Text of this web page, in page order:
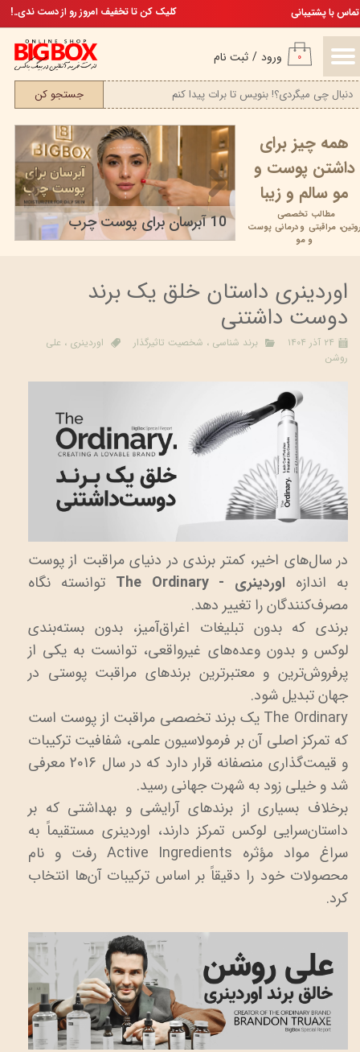
ورود / ثبت نام
حساب کاربری من
تغییر گذر واژه
سفارشات
خروج از حساب کاربری
۰
جستجو کن
تخفیف ویژه، برای مامان خوشگلمکلیک کن تا تخفیف امروز رو از دست ندی..! تماس با پشتیبانی
10 آبرسان برای پوست چرب پوست مرغی یا کراتوز پیلاریس | علت، علائم، درمان و...
همه چیز برای
داشتن پوست و
مو سالم و زیبا
روتین،مراقبتی ودرمانی پوست
و مو
اوردینری داستان خلق یک برند
دوست داشتنی
۲۴ آذر ۱۴۰۴ برند شناسی ، شخصیت تاثیرگذار اوردینری ، علی
روشن
در سال‌های اخیر، کمتر برندی در دنیای مراقبت از پوست
به اندازه اوردینری - The Ordinary
توانسته نگاه
مصرف‌کنندگان را تغییر دهد.
برندی که بدون تبلیغات اغراق‌آمیز، بدون بسته‌بندی
لوکس و بدون وعده‌های غیرواقعی، توانست به یکی از
پرفروش‌ترین و معتبرترین برندهای مراقبت پوستی در
جهان تبدیل شود.
The Ordinary یک برند تخصصی مراقبت از پوست است
که تمرکز اصلی آن بر فرمولاسیون علمی، شفافیت ترکیبات
و قیمت‌گذاری منصفانه قرار دارد که در سال 2016 معرفی
شد و خیلی زود به شهرت جهانی رسید.
برخلاف بسیاری از برندهای آرایشی و بهداشتی که بر
داستان‌سرایی لوکس تمرکز دارند، اوردینری مستقیماً به
سراغ مواد مؤثره Active Ingredients رفت و نام
محصولات خود را دقیقاً بر اساس ترکیبات آن‌ها انتخاب
کرد.